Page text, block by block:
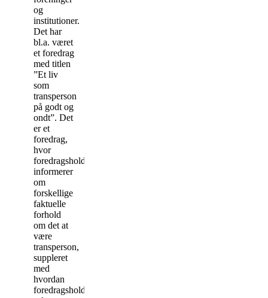
og
institutioner.
Det har
bl.a. været
et foredrag
med titlen
”Et liv
som
transperson
på godt og
ondt”. Det
er et
foredrag,
hvor
foredragsholderen
informerer
om
forskellige
faktuelle
forhold
om det at
være
transperson,
suppleret
med
hvordan
foredragsholderen